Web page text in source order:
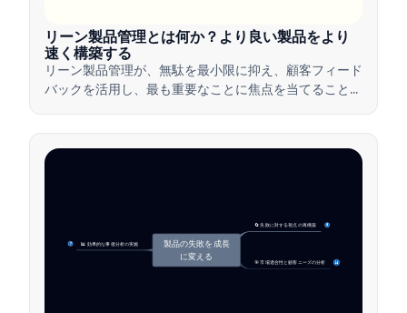
リーン製品管理とは何か？より良い製品をより
速く構築する
リーン製品管理が、無駄を最小限に抑え、顧客フィード
バックを活用し、最も重要なことに焦点を当てること
🔄 失敗に対する視点の再構築 4
📊 効果的な事後分析の実施
7
🎯 市場適合性と顧客ニーズの分析 14
製品の失敗を成長
に変える